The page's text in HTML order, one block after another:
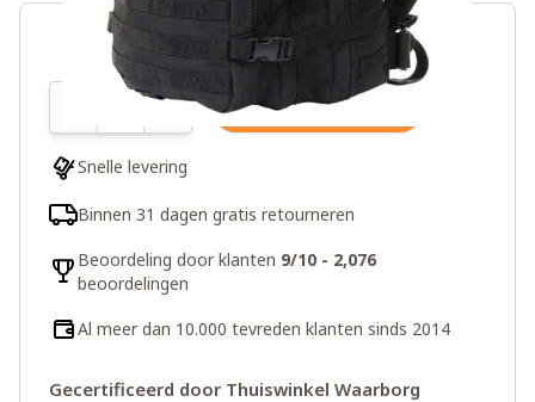
In winkelwagen
Snelle levering
Binnen 31 dagen gratis retourneren
Beoordeling door klanten 9/10 - 2,076
beoordelingen
Al meer dan 10.000 tevreden klanten sinds 2014
Gecertificeerd door Thuiswinkel Waarborg